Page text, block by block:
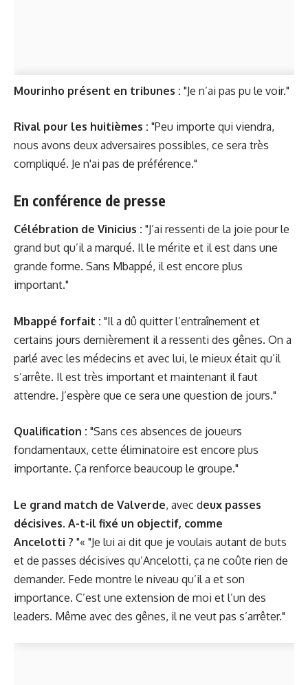
Mourinho présent en tribunes : "Je n’ai pas pu le voir."
Rival pour les huitièmes : "Peu importe qui viendra,
nous avons deux adversaires possibles, ce sera très
compliqué. Je n'ai pas de préférence."
En conférence de presse
Célébration de Vinicius : "J’ai ressenti de la joie pour le
grand but qu’il a marqué. Il le mérite et il est dans une
grande forme. Sans Mbappé, il est encore plus
important."
Mbappé forfait : "Il a dû quitter l’entraînement et
certains jours dernièrement il a ressenti des gênes. On a
parlé avec les médecins et avec lui, le mieux était qu’il
s’arrête. Il est très important et maintenant il faut
attendre. J’espère que ce sera une question de jours."
Qualification : "Sans ces absences de joueurs
fondamentaux, cette éliminatoire est encore plus
importante. Ça renforce beaucoup le groupe."
Le grand match de Valverde, avec deux passes
décisives. A-t-il fixé un objectif, comme
Ancelotti ? "« "Je lui ai dit que je voulais autant de buts
et de passes décisives qu’Ancelotti, ça ne coûte rien de
demander. Fede montre le niveau qu’il a et son
importance. C’est une extension de moi et l’un des
leaders. Même avec des gênes, il ne veut pas s’arrêter."